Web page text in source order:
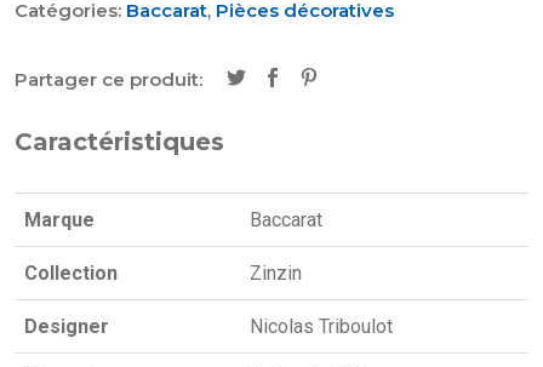
Catégories: Baccarat, Pièces décoratives
Partager ce produit:
Caractéristiques
Marque Baccarat
Collection Zinzin
Designer Nicolas Triboulot